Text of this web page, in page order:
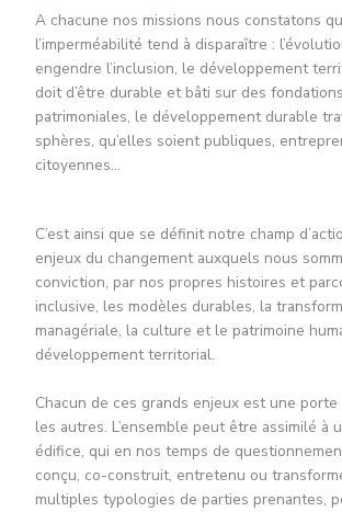
A chacune nos missions nous constatons
l’imperméabilité tend à disparaître :
engendre l’inclusion, le développement
doit d’être durable et bâti sur des
patrimoniales, le développement durable
sphères, qu’elles soient publiques,
citoyennes…
C’est ainsi que se définit notre champ
enjeux du changement auxquels nous
conviction, par nos propres histoires et
inclusive, les modèles durables, la
managériale, la culture et le patrimoine
développement territorial.
Chacun de ces grands enjeux est une porte
les autres. L’ensemble peut être assimilé à
édifice, qui en nos temps de
conçu, co-construit, entretenu ou
multiples typologies de parties prenantes,